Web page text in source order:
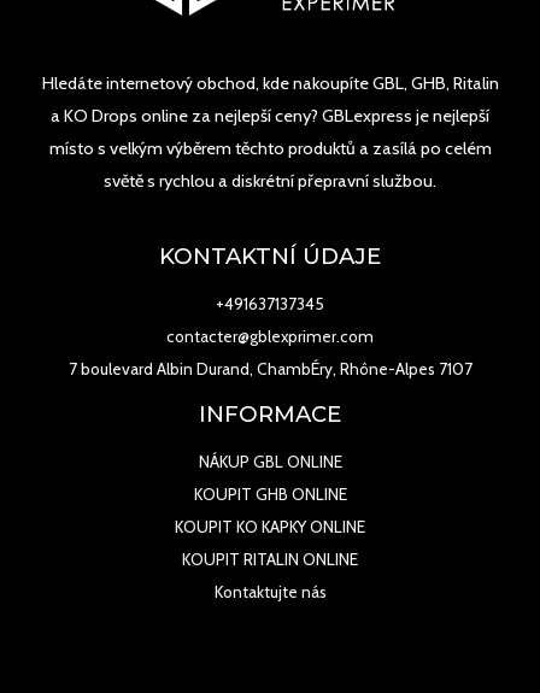
Hledáte internetový obchod, kde nakoupíte GBL, GHB, Ritalin
a KO Drops online za nejlepší ceny? GBLexpress je nejlepší
místo s velkým výběrem těchto produktů a zasílá po celém
světě s rychlou a diskrétní přepravní službou.
KONTAKTNÍ ÚDAJE
+491637137345
contacter@gblexprimer.com
7 boulevard Albin Durand, ChambÉry, Rhône-Alpes 7107
INFORMACE
NÁKUP GBL ONLINE
KOUPIT GHB ONLINE
KOUPIT KO KAPKY ONLINE
KOUPIT RITALIN ONLINE
Kontaktujte nás